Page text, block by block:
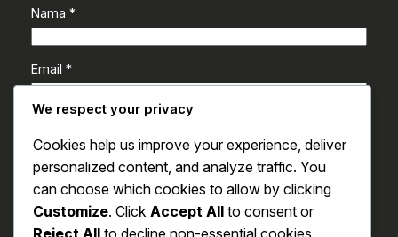
Nama *
Email *
Simpan nama, email, dan situs web saya pada
peramban ini untuk komentar saya berikutnya.
We respect your privacy
Cookies help us improve your experience, deliver
personalized content, and analyze traffic. You
can choose which cookies to allow by clicking
Customize. Click Accept All to consent or
Reject All to decline non-essential cookies.